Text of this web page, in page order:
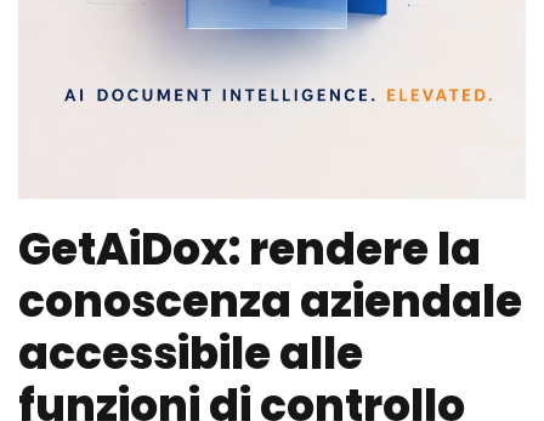
GetAiDox: rendere la
conoscenza aziendale
accessibile alle
funzioni di controllo